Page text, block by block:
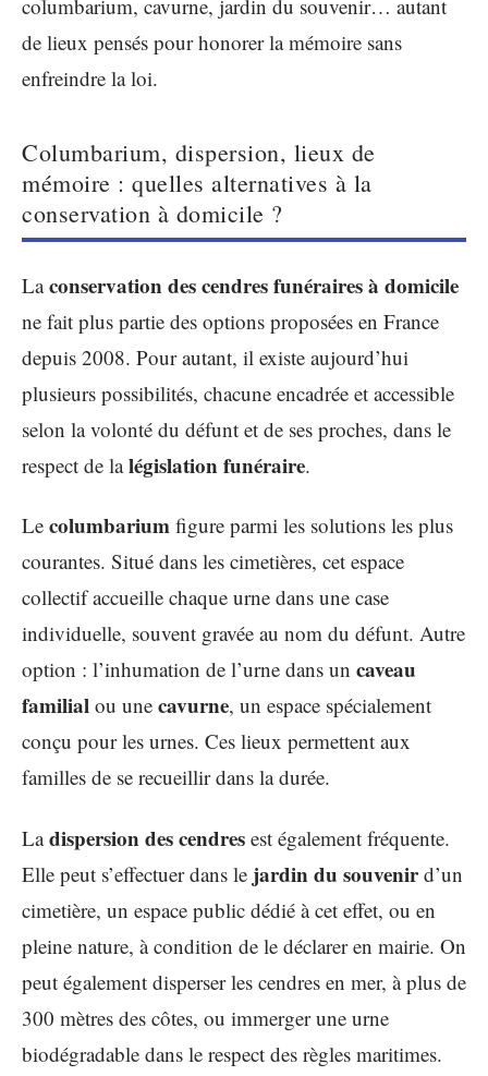
columbarium, cavurne, jardin du souvenir… autant
de lieux pensés pour honorer la mémoire sans
enfreindre la loi.
Columbarium, dispersion, lieux de
mémoire : quelles alternatives à la
conservation à domicile ?
Laconservation des cendres funéraires à domicile
ne fait plus partie des options proposées en France
depuis 2008. Pour autant, il existe aujourd’hui
plusieurs possibilités, chacune encadrée et accessible
selon la volonté du défunt et de ses proches, dans le
respect de lalégislation funéraire.
Le columbarium figure parmi les solutions les plus
courantes. Situé dans les cimetières, cet espace
collectif accueille chaque urne dans une case
individuelle, souvent gravée au nom du défunt. Autre
option : l’inhumation de l’urne dans un caveau
familial ou une cavurne, un espace spécialement
conçu pour les urnes. Ces lieux permettent aux
familles de se recueillir dans la durée.
Ladispersion des cendres est également fréquente.
Elle peut s’effectuer dans le jardin du souvenird’un
cimetière, un espace public dédié à cet effet, ou en
pleine nature, à condition de le déclarer en mairie. On
peut également disperser les cendres en mer, à plus de
300 mètres des côtes, ou immerger une urne
biodégradable dans le respect des règles maritimes.